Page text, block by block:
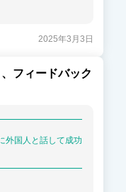
2025年3月3日
フィードバック
外国人と話して成功